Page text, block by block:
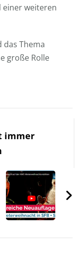
weiteren
das Thema
große Rolle
immer